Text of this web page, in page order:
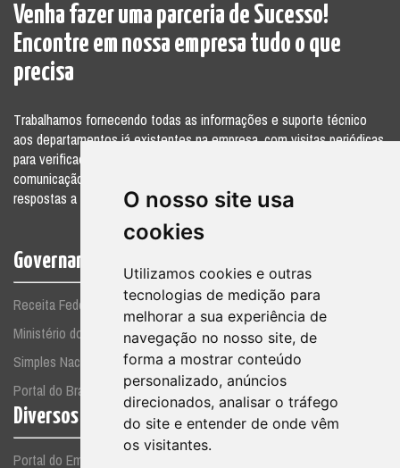
O nosso site usa
cookies
Utilizamos cookies e outras
tecnologias de medição para
melhorar a sua experiência de
navegação no nosso site, de
forma a mostrar conteúdo
personalizado, anúncios
direcionados, analisar o tráfego
do site e entender de onde vêm
os visitantes.
Venha fazer uma parceria de Sucesso!
Encontre em nossa empresa tudo o que
precisa
Trabalhamos fornecendo todas as informações e suporte técnico
aos departamentos já existentes na empresa, com visitas periódicas
para verificações e acompanhamento, elaborando relatórios para a
comunicação das divergências ou sugestões, além de fornecer
respostas a consultas por telefone e pessoalmente.
Governamentais
Receita Federal
Ministério do Trabalho
Simples Nacional
Portal do Brasil
Diversos
Portal do Empreendedor